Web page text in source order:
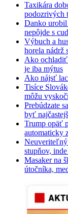
Taxikára
podozrivých
Danko
nepôjde s
Výbuch a
horela nádrž
Ako ochladiť
je iba mýtus
Ako nájsť
Tisíce
môžu
Prebúdzate
byť
Trump opäť
automaticky
Neuveriteľný
stupňov,
Masaker na
útočníka,